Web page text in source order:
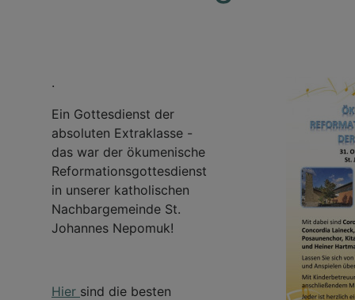
.
Ein Gottesdienst der
absoluten Extraklasse -
das war der ökumenische
Reformationsgottesdienst
in unserer katholischen
Nachbargemeinde St.
Johannes Nepomuk!
Hier sind die besten